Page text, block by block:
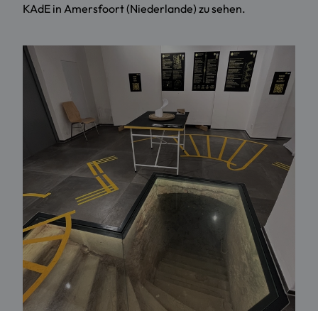
KAdE in Amersfoort (Niederlande) zu sehen.